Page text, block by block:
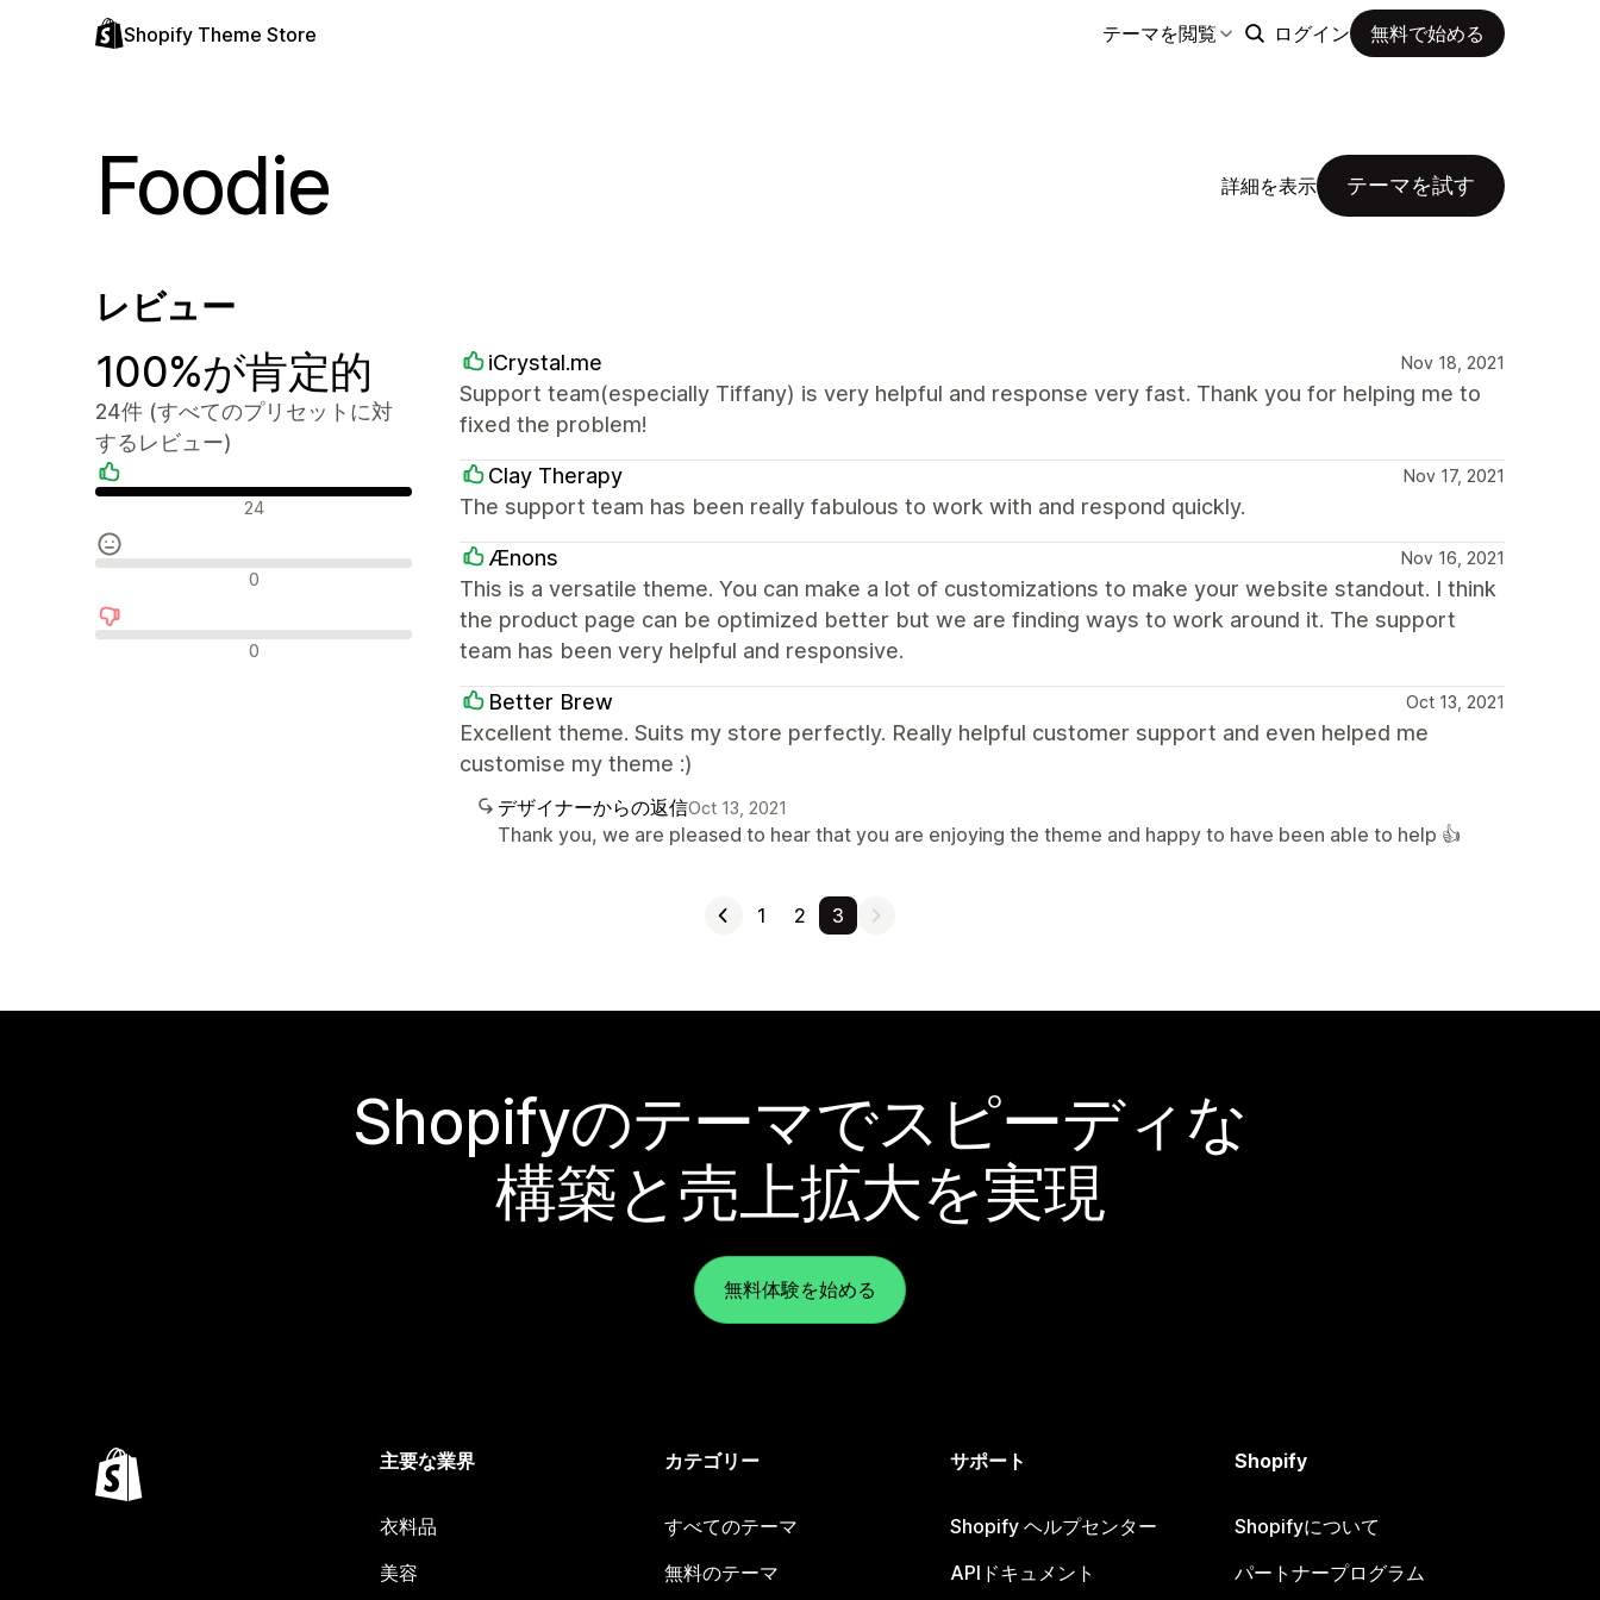
Shopify Theme Store テーマを閲覧 ログイン 無料で始める
Foodie 詳細を表示 テーマを試す
レビュー
100%が肯定的
24件 (すべてのプリセットに対
するレビュー)
肯定的なレビュー24
中間的なレビュー0
否定的なレビュー0
iCrystal.me Nov 18, 2021
Support team(especially Tiffany) is very helpful and response very fast. Thank you for helping me to
fixed the problem!
Clay Therapy Nov 17, 2021
The support team has been really fabulous to work with and respond quickly.
Ænons Nov 16, 2021
This is a versatile theme. You can make a lot of customizations to make your website standout. I think
the product page can be optimized better but we are finding ways to work around it. The support
team has been very helpful and responsive.
Better Brew Oct 13, 2021
Excellent theme. Suits my store perfectly. Really helpful customer support and even helped me
customise my theme :)
デザイナーからの返信Oct 13, 2021
Thank you, we are pleased to hear that you are enjoying the theme and happy to have been able to help 👍
1 2 3
Shopifyのテーマでスピーディな
構築と売上拡大を実現
無料体験を始める
主要な業界
衣料品
美容
カテゴリー
すべてのテーマ
無料のテーマ
サポート
Shopify ヘルプセンター
APIドキュメント
Shopify
Shopifyについて
パートナープログラム